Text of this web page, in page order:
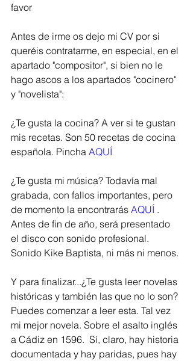
favor
Antes de irme os dejo mi CV por si
queréis contratarme, en especial, en el
apartado "compositor", si bien no le
hago ascos a los apartados "cocinero"
y "novelista":
¿Te gusta la cocina? A ver si te gustan
mis recetas. Son 50 recetas de cocina
española. Pincha AQUÍ
¿Te gusta mi música? Todavía mal
grabada, con fallos importantes, pero
de momento la encontrarás AQUÍ .
Antes de fin de año, será presentado
el disco con sonido profesional.
Sonido Kike Baptista, ni más ni menos.
Y para finalizar...¿Te gusta leer novelas
históricas y también las que no lo son?
Puedes comenzar a leer esta. Tal vez
mi mejor novela. Sobre el asalto inglés
a Cádiz en 1596.  Sí, claro, hay historia
documentada y hay paridas, pues hay